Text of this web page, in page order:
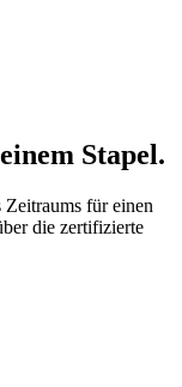
Stapel.
Zeitraums für einen
die zertifizierte